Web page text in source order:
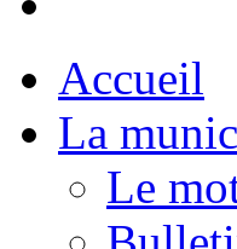
Accueil
La
Le